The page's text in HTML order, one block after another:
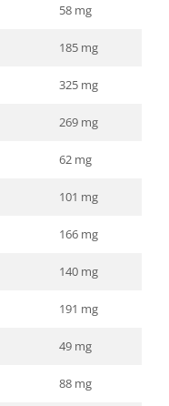
58 mg
185 mg
325 mg
269 mg
62 mg
101 mg
166 mg
140 mg
191 mg
49 mg
88 mg